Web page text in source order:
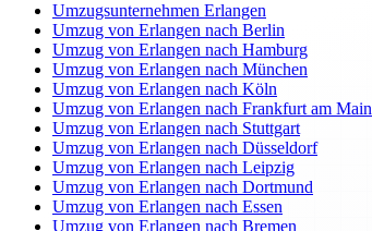
Umzugsunternehmen Erlangen
Umzug von Erlangen nach Berlin
Umzug von Erlangen nach Hamburg
Umzug von Erlangen nach München
Umzug von Erlangen nach Köln
Umzug von Erlangen nach Frankfurt am Main
Umzug von Erlangen nach Stuttgart
Umzug von Erlangen nach Düsseldorf
Umzug von Erlangen nach Leipzig
Umzug von Erlangen nach Dortmund
Umzug von Erlangen nach Essen
Umzug von Erlangen nach Bremen